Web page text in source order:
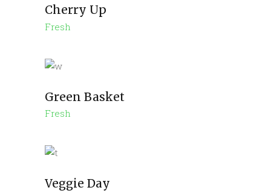
Cherry Up
Fresh
Green Basket
Fresh
Veggie Day